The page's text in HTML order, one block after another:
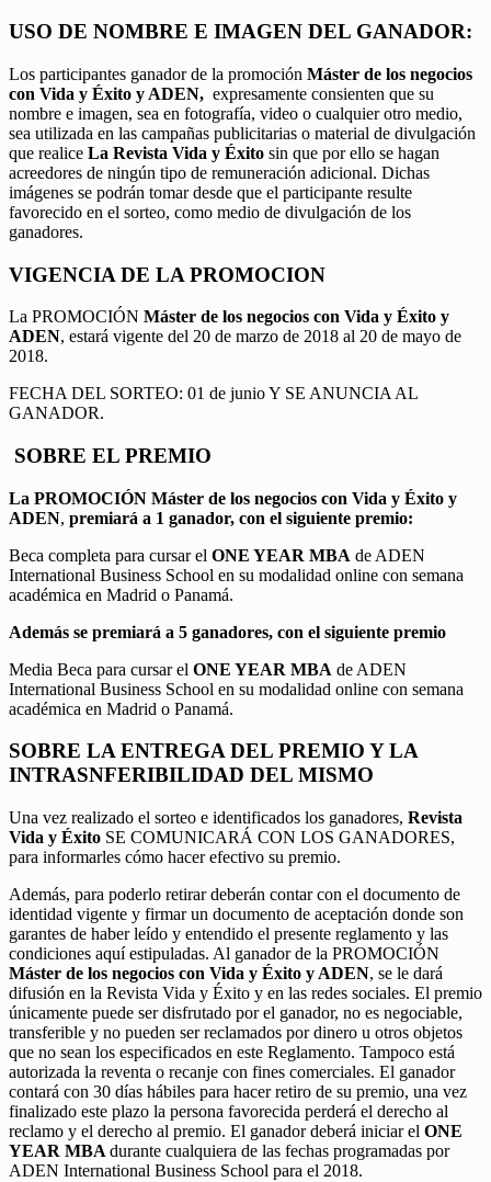
USO DE NOMBRE E IMAGEN DEL GANADOR:
Los participantes ganador de la promoción Máster de los negocios
con Vida y Éxito y ADEN, expresamente consienten que su
nombre e imagen, sea en fotografía, video o cualquier otro medio,
sea utilizada en las campañas publicitarias o material de divulgación
que realice La Revista Vida y Éxito sin que por ello se hagan
acreedores de ningún tipo de remuneración adicional. Dichas
imágenes se podrán tomar desde que el participante resulte
favorecido en el sorteo, como medio de divulgación de los
ganadores.
VIGENCIA DE LA PROMOCION
La PROMOCIÓN Máster de los negocios con Vida y Éxito y
ADEN, estará vigente del 20 de marzo de 2018 al 20 de mayo de
2018.
FECHA DEL SORTEO: 01 de junio Y SE ANUNCIA AL
GANADOR.
SOBRE EL PREMIO
La PROMOCIÓN Máster de los negocios con Vida y Éxito y
ADEN, premiará a 1 ganador, con el siguiente premio:
Beca completa para cursar el ONE YEAR MBA de ADEN
International Business School en su modalidad online con semana
académica en Madrid o Panamá.
Además se premiará a 5 ganadores, con el siguiente premio
Media Beca para cursar el ONE YEAR MBA de ADEN
International Business School en su modalidad online con semana
académica en Madrid o Panamá.
SOBRE LA ENTREGA DEL PREMIO Y LA
INTRASNFERIBILIDAD DEL MISMO
Una vez realizado el sorteo e identificados los ganadores, Revista
Vida y Éxito SE COMUNICARÁ CON LOS GANADORES,
para informarles cómo hacer efectivo su premio.
Además, para poderlo retirar deberán contar con el documento de
identidad vigente y firmar un documento de aceptación donde son
garantes de haber leído y entendido el presente reglamento y las
condiciones aquí estipuladas. Al ganador de la PROMOCIÓN
Máster de los negocios con Vida y Éxito y ADEN, se le dará
difusión en la Revista Vida y Éxito y en las redes sociales. El premio
únicamente puede ser disfrutado por el ganador, no es negociable,
transferible y no pueden ser reclamados por dinero u otros objetos
que no sean los especificados en este Reglamento. Tampoco está
autorizada la reventa o recanje con fines comerciales. El ganador
contará con 30 días hábiles para hacer retiro de su premio, una vez
finalizado este plazo la persona favorecida perderá el derecho al
reclamo y el derecho al premio. El ganador deberá iniciar el ONE
YEAR MBA durante cualquiera de las fechas programadas por
ADEN International Business School para el 2018.